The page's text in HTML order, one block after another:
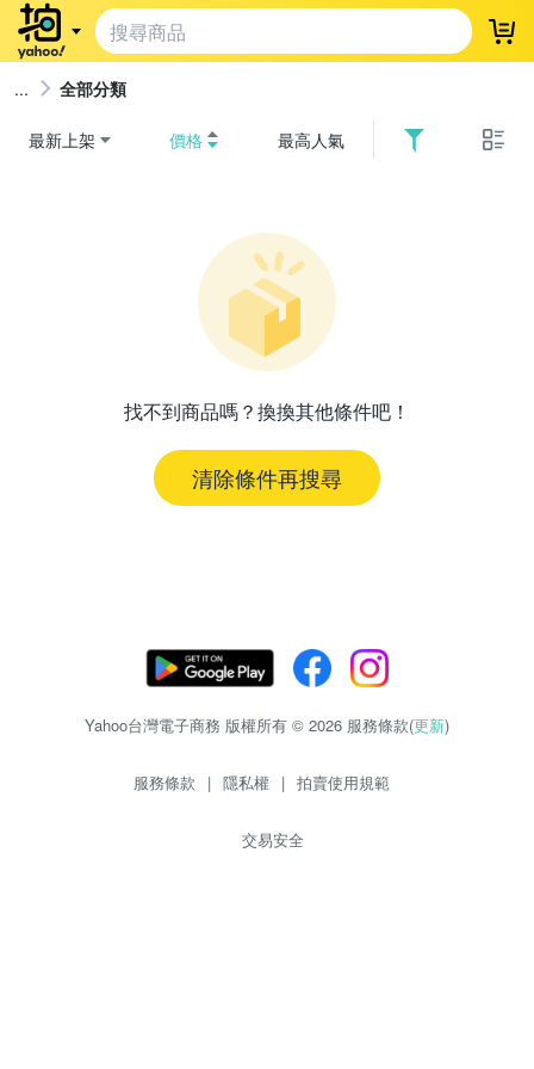
登
全部分類
最新上架 價格 最高人氣
找不到商品嗎？換換其他條件吧！
清除條件再搜尋
Yahoo台灣電子商務 版權所有 © 2026 服務條款(更新)
服務條款 | 隱私權 | 拍賣使用規範
交易安全